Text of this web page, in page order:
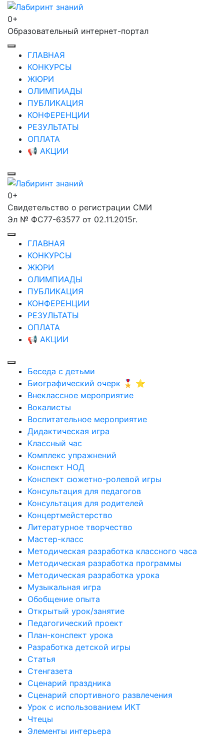
Перейти
содержимому
Enter)
Лабиринт знаний
0+
Образовательный интернет-портал
ГЛАВНАЯ
КОНКУРСЫ
ЖЮРИ
ОЛИМПИАДЫ
ПУБЛИКАЦИЯ
КОНФЕРЕНЦИИ
РЕЗУЛЬТАТЫ
ОПЛАТА
📢 АКЦИИ
Лабиринт знаний
0+
Свидетельство о регистрации СМИ
Эл № ФС77-63577 от 02.11.2015г.
ГЛАВНАЯ
КОНКУРСЫ
ЖЮРИ
ОЛИМПИАДЫ
ПУБЛИКАЦИЯ
КОНФЕРЕНЦИИ
РЕЗУЛЬТАТЫ
ОПЛАТА
📢 АКЦИИ
Беседа с детьми
Биографический очерк 🎖️ ⭐
Внеклассное мероприятие
Вокалисты
Воспитательное мероприятие
Дидактическая игра
Классный час
Комплекс упражнений
Конспект НОД
Конспект сюжетно-ролевой игры
Консультация для педагогов
Консультация для родителей
Концертмейстерство
Литературное творчество
Мастер-класс
Методическая разработка классного часа
Методическая разработка программы
Методическая разработка урока
Музыкальная игра
Обобщение опыта
Открытый урок/занятие
Педагогический проект
План-конспект урока
Разработка детской игры
Статья
Стенгазета
Сценарий праздника
Сценарий спортивного развлечения
Урок с использованием ИКТ
Чтецы
Элементы интерьера